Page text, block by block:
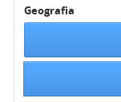
Geografia